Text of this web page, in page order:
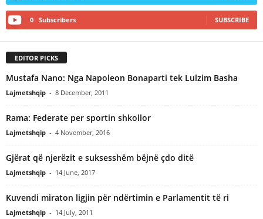
0 Subscribers SUBSCRIBE
EDITOR PICKS
Mustafa Nano: Nga Napoleon Bonaparti tek Lulzim Basha
Lajmetshqip - 8 December, 2011
Rama: Federate per sportin shkollor
Lajmetshqip - 4 November, 2016
Gjërat që njerëzit e suksesshëm bëjnë çdo ditë
Lajmetshqip - 14 June, 2017
Kuvendi miraton ligjin për ndërtimin e Parlamentit të ri
Lajmetshqip - 14 July, 2011